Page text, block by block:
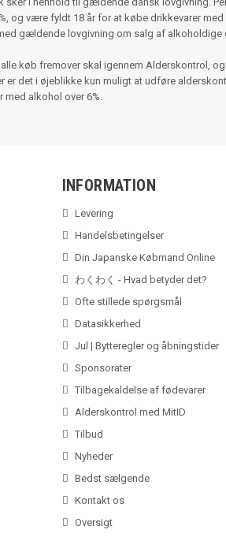
og være fyldt 18 år for at købe drikkevarer
gældende lovgivning om salg af alkoholdige
køb fremover skal igennem Alderskontrol,
er det i øjeblikke kun muligt at udføre
alkohol over 6%.
INFORMATION
Levering
Handelsbetingelser
Din Japanske Købmand Online
わくわく - Hvad betyder det?
Ofte stillede spørgsmål
Datasikkerhed
Jul | Bytteregler og åbningstider
Sponsorater
Tilbagekaldelse af fødevarer
Alderskontrol med MitID
Tilbud
Nyheder
Bedst sælgende
Kontakt os
Oversigt